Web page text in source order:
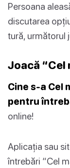
Persoana
discutarea
tură, următorul
Joacă “Cel
Cine s-a Cel
pentru
online!
Aplicația sau
întrebări “Cel